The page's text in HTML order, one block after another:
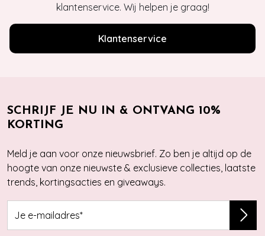
klantenservice. Wij helpen je graag!
Klantenservice
SCHRIJF JE NU IN & ONTVANG 10%
KORTING
Meld je aan voor onze nieuwsbrief. Zo ben je altijd op de
hoogte van onze nieuwste & exclusieve collecties, laatste
trends, kortingsacties en giveaways.